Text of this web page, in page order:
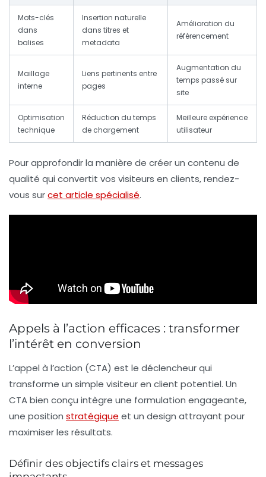
Mots-clés
dans
balises
Insertion naturelle
dans titres et
metadata
Amélioration du
référencement
Maillage
interne
Liens pertinents entre
pages
Augmentation du
temps passé sur
site
Optimisation
technique
Réduction du temps
de chargement
Meilleure expérience
utilisateur
Pour approfondir la manière de créer un contenu de
qualité qui convertit vos visiteurs en clients, rendez-
vous surcet article spécialisé.
Appels à l’action efficaces : transformer
l’intérêt en conversion
L’appel à l’action (CTA) est le déclencheur qui
transforme un simple visiteur en client potentiel. Un
CTA bien conçu intègre une formulation engageante,
une position stratégique et un design attrayant pour
maximiser les résultats.
Définir des objectifs clairs et messages